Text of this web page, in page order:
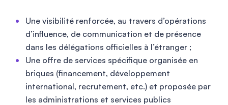
Une visibilité renforcée, au travers d’opérations
d’influence, de communication et de présence
dans les délégations officielles à l’étranger ;
Une offre de services spécifique organisée en
briques (financement, développement
international, recrutement, etc.) et proposée par
les administrations et services publics